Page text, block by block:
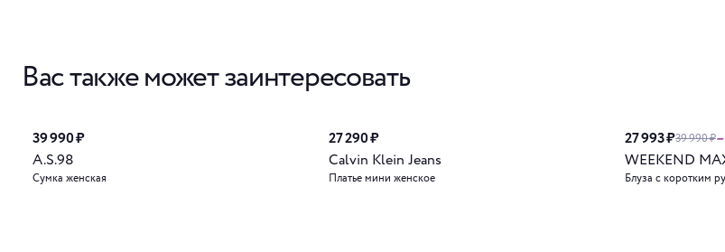
Вас также может заинтересовать
39 990 ₽
A.S.98
Сумка женская
27 290 ₽
Calvin Klein Jeans
Платье мини женское
27 993 ₽39 990 ₽
WEEKEND
Блуза с коротким